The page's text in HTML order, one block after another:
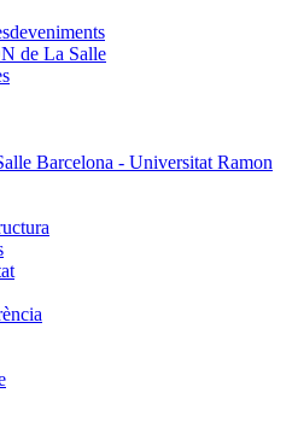
de La Salle
Barcelona - Universitat Ramon